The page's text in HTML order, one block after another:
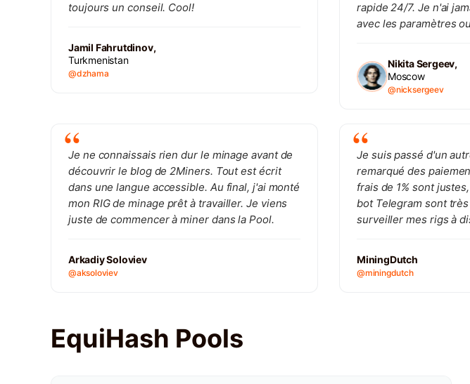
toujours un conseil. Cool!
Jamil Fahrutdinov,
Turkmenistan
@dzhama
rapide 24/7. Je n'ai
avec les paramètres
Nikita Sergeev,
Moscow
@nicksergeev
Je ne connaissais rien dur le minage avant de
découvrir le blog de 2Miners. Tout est écrit
dans une langue accessible. Au final, j'ai monté
mon RIG de minage prêt à travailler. Je viens
juste de commencer à miner dans la Pool.
Arkadiy Soloviev
@aksoloviev
Je suis passé d'un
remarqué des
frais de 1% sont
bot Telegram sont
surveiller mes rigs à
MiningDutch
@miningdutch
EquiHash Pools